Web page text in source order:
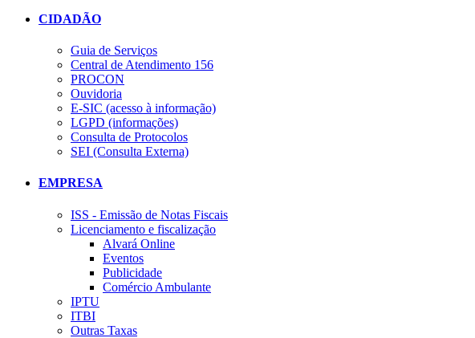
CIDADÃO
Guia de Serviços
Central de Atendimento 156
PROCON
Ouvidoria
E-SIC (acesso à informação)
LGPD (informações)
Consulta de Protocolos
SEI (Consulta Externa)
EMPRESA
ISS - Emissão de Notas Fiscais
Licenciamento e fiscalização
Alvará Online
Eventos
Publicidade
Comércio Ambulante
IPTU
ITBI
Outras Taxas